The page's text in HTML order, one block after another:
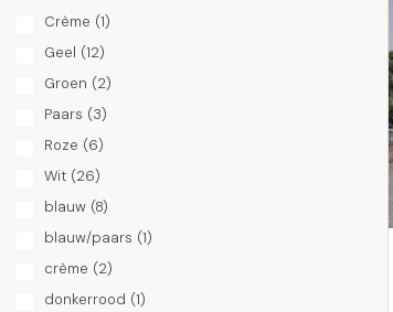
Crème (1)
Geel (12)
Groen (2)
Paars (3)
Roze (6)
Wit (26)
blauw (8)
blauw/paars (1)
crème (2)
donkerrood (1)